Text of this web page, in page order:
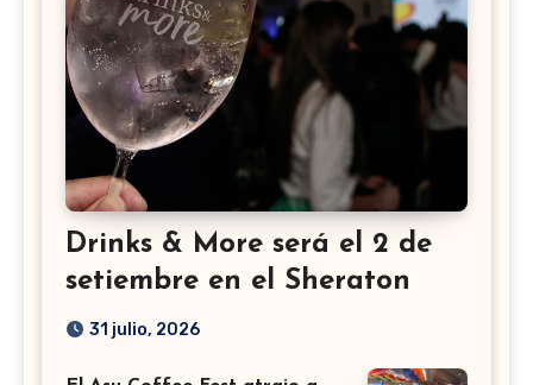
Drinks & More será el 2 de
setiembre en el Sheraton
31 julio, 2026